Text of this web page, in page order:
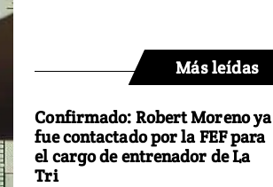
Más leídas
Confirmado: Robert Moreno ya
fue contactado por la FEF para
el cargo de entrenador de La
Tri